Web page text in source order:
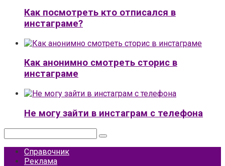
Как посмотреть кто отписался в
инстаграме?
Как анонимно смотреть сторис в
инстаграме
Не могу зайти в инстаграм с телефона
Справочник
Реклама